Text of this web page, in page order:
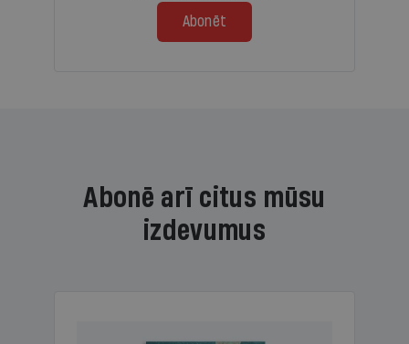
Abonēt
Abonē arī citus mūsu
izdevumus